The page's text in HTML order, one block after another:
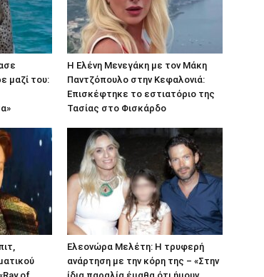
μαζί του:
Η Ελένη Μενεγάκη με τον Μάκη
Παντζόπουλο στην Κεφαλονιά:
Επισκέφτηκε το εστιατόριο της
Τασίας στο Φισκάρδο
Ελεονώρα Μελέτη: Η τρυφερή
ανάρτηση με την κόρη της – «Στην